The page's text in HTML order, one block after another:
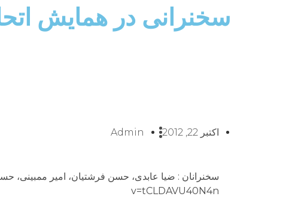
سخنرانی در همایش اتحاد
اکتبر 22, 2012 Admin
v=tCLDAVU40N4n